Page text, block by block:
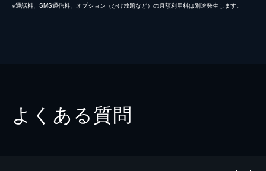
※通話料、SMS通信料、オプション（かけ放題など）の月額利用料は別途発生します。
よくある質問